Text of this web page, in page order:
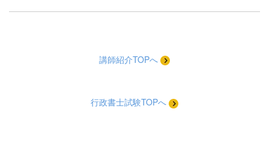
講師紹介TOPへ
行政書士試験TOPへ